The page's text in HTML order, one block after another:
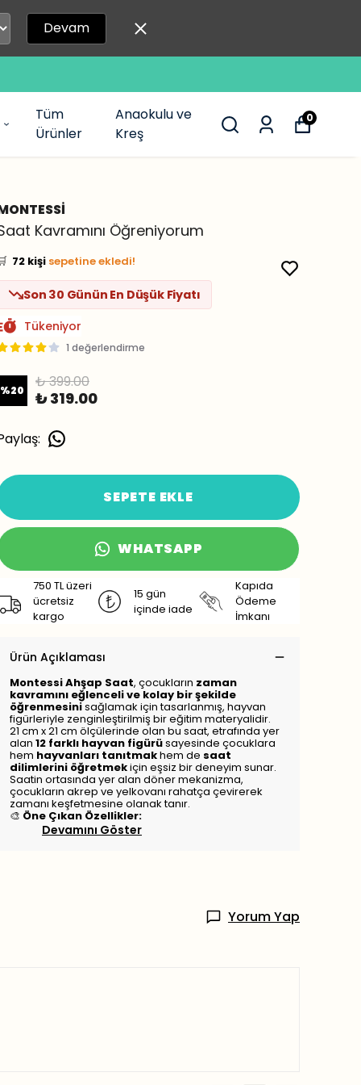
Devam
Tüm
Ürünler
Anaokulu ve
Kreş
0
Kavramını Öğreniyorum
Şu an
inceliyor!
favoriledi!
72 kişi sepetine ekledi!
Bugün32 adetsatıldı
Son 30 Günün En Düşük Fiyatı
Tükeniyor
1 değerlendirme
%20 ₺ 399.00
₺ 319.00
:
SEPETE EKLE
WHATSAPP
750 TL üzeri
ücretsiz
kargo
15 gün
içinde iade
Kapıda
Ödeme
İmkanı
Ürün Açıklaması
Montessi Ahşap Saat, çocukların zaman
kavramını eğlenceli ve kolay bir şekilde
öğrenmesinisağlamak için tasarlanmış, hayvan
figürleriyle zenginleştirilmiş bir eğitim materyalidir.
21 cm x 21 cm ölçülerinde olan bu saat, etrafında yer
alan 12 farklı hayvan figürüsayesinde çocuklara
hem hayvanları tanıtmakhem de saat
dilimlerini öğretmekiçin eşsiz bir deneyim sunar.
Saatin ortasında yer alan döner mekanizma,
çocukların akrep ve yelkovanı rahatça çevirerek
zamanı keşfetmesine olanak tanır.
🎨 Öne Çıkan Özellikler:
Devamını Göster
Yorum Yap